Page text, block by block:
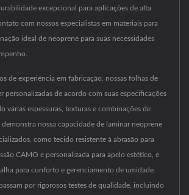
excepcional para aplicações de alta
com nossos especialistas em materiais para
ideal de neoprene para suas necessidades
de experiência em fabricação, nossas folhas de
personalizadas de acordo com suas especificações
várias espessuras, texturas e combinações de
nossa capacidade de laminar neoprene
como tecido resistente à abrasão para
CAMO e personalizada para apelo estético, e
para conforto e gerenciamento de umidade.
por rigorosos testes de qualidade, incluindo